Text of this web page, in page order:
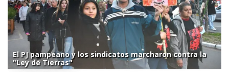
El PJ pampeano y los sindicatos marcharon contra la
"Ley de Tierras"